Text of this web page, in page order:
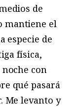
de
mantiene el
especie de
física,
con
qué pasará
Me levanto y